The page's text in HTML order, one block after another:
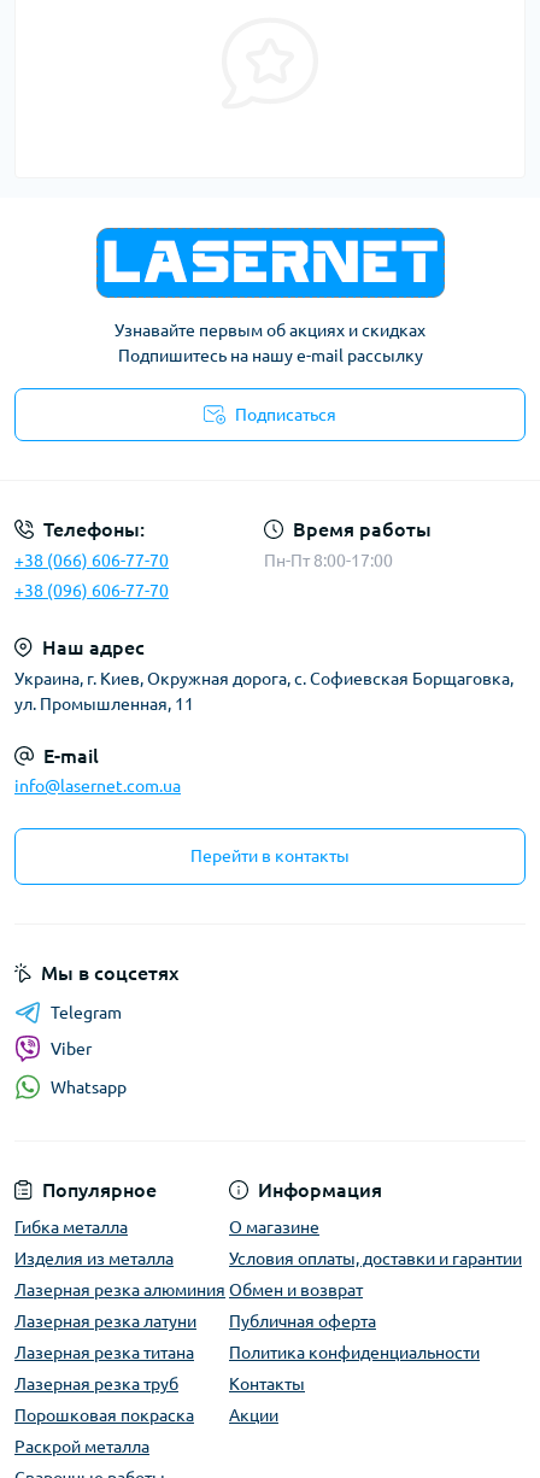
Узнавайте первым об акциях и скидках
Подпишитесь на нашу e-mail рассылку
Подписаться
Телефоны:
+38 (066) 606-77-70
+38 (096) 606-77-70
Время работы
Пн-Пт 8:00-17:00
Наш адрес
Украина, г. Киев, Окружная дорога, с. Софиевская Борщаговка,
ул. Промышленная, 11
E-mail
info@lasernet.com.ua
Перейти в контакты
Популярное
Гибка металла
Изделия из металла
Лазерная резка алюминия
Лазерная резка латуни
Лазерная резка титана
Лазерная резка труб
Порошковая покраска
Раскрой металла
Информация
О магазине
Условия оплаты, доставки и гарантии
Обмен и возврат
Публичная оферта
Политика конфиденциальности
Контакты
Акции
Мы в соцсетях
Telegram
Viber
Whatsapp